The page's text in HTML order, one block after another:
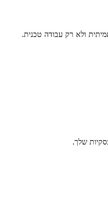
ולא רק עבודה טכנית.
שלך.